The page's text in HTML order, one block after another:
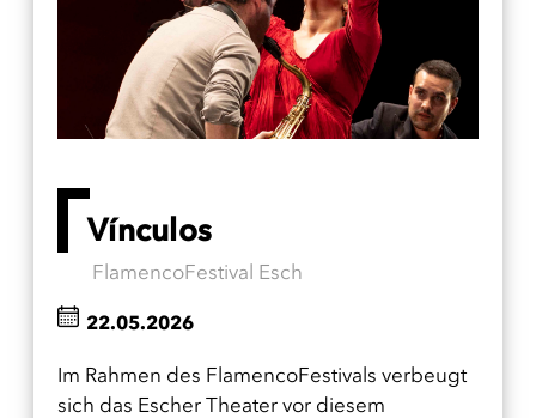
Vínculos
FlamencoFestival Esch
Im Rahmen des FlamencoFestivals verbeugt
sich das Escher Theater vor diesem
22.05.2026